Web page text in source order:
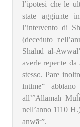
l’ipotesi che le
state aggiunte
l’intervento di
(deceduto
Shahīd al-
averle reperite da
stesso. Pare
intime”
all’°Allāmah
nell’anno 1110
anwār”.